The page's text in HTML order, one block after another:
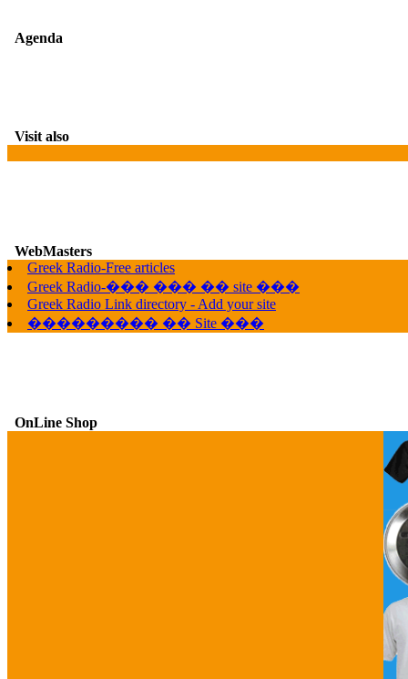
Agenda
Visit also
WebMasters
Greek Radio-Free articles
Greek Radio-��� ��� �� site ���
Greek Radio Link directory - Add your site
��������� �� Site ���
OnLine Shop